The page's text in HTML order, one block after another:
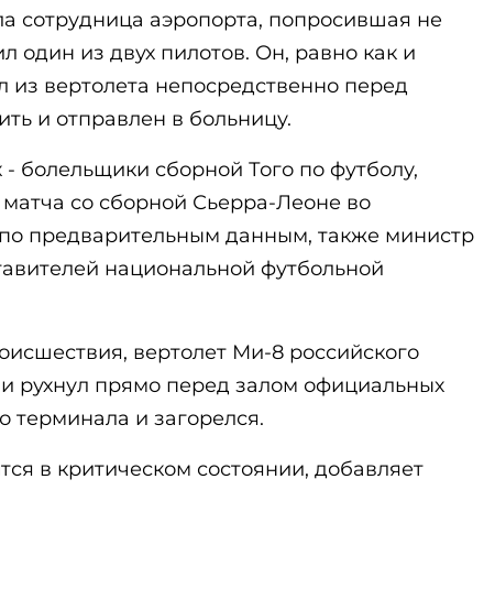
сотрудница аэропорта, попросившая не
один из двух пилотов. Он, равно как и
вертолета непосредственно перед
и отправлен в больницу.
болельщики сборной Того по футболу,
со сборной Сьерра-Леоне во
предварительным данным, также министр
национальной футбольной
вертолет Ми-8 российского
рухнул прямо перед залом официальных
терминала и загорелся.
в критическом состоянии, добавляет